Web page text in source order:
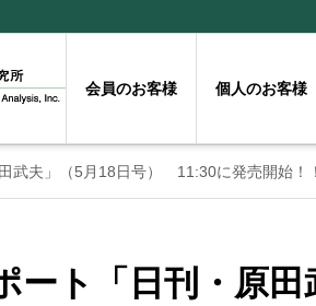
会員のお客様 個人のお客様
武夫」（5月18日号） 11:30に発売開始！！
ート「日刊・原